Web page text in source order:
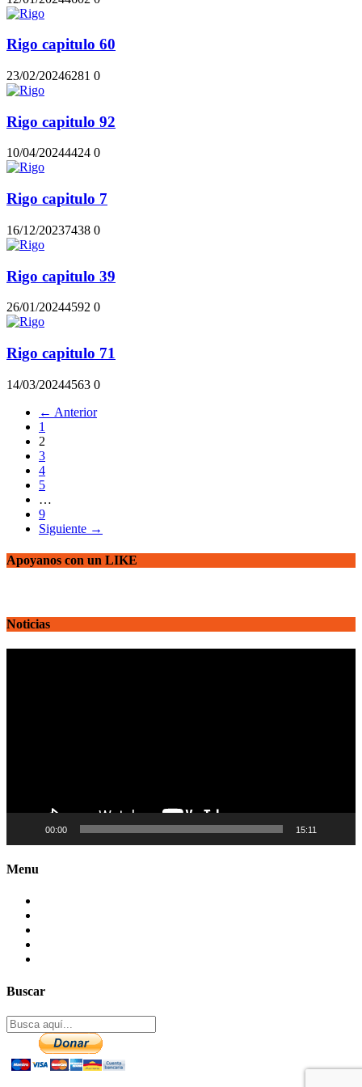
Rigo capitulo 60
23/02/20246281 0
Rigo capitulo 92
10/04/20244424 0
Rigo capitulo 7
16/12/20237438 0
Rigo capitulo 39
26/01/20244592 0
Rigo capitulo 71
14/03/20244563 0
← Anterior
1
2
3
4
5
…
9
Siguiente →
Apoyanos con un LIKE
Noticias
00:00 15:11
Menu
Buscar